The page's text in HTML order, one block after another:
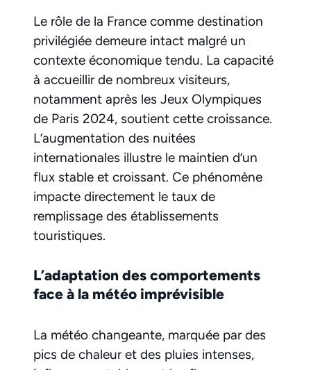
Le rôle de la France comme destination
privilégiée demeure intact malgré un
contexte économique tendu. La capacité
à accueillir de nombreux visiteurs,
notamment après les Jeux Olympiques
de Paris 2024, soutient cette croissance.
L’augmentation des nuitées
internationales illustre le maintien d’un
flux stable et croissant. Ce phénomène
impacte directement le taux de
remplissage des établissements
touristiques.
L’adaptation des comportements
face à la météo imprévisible
La météo changeante, marquée par des
pics de chaleur et des pluies intenses,